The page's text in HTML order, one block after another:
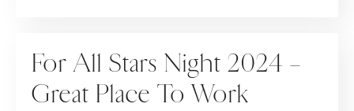
For All Stars Night 2024 –
Great Place To Work